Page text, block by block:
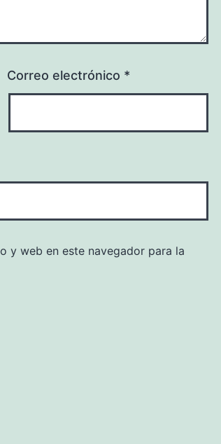
Correo electrónico *
y web en este navegador para la